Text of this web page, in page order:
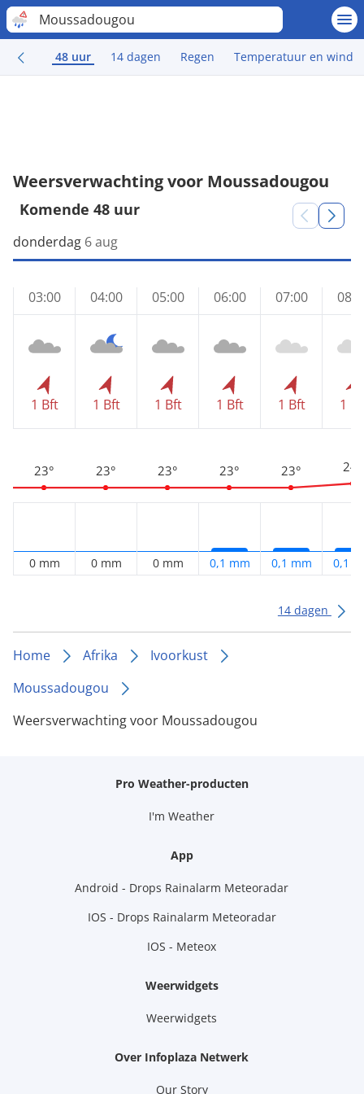
Moussadougou
48 uur 14 dagen Regen Temperatuur en wind
Weersverwachting voor Moussadougou
Komende 48 uur
donderdag 6 aug
03:00
1 Bft
23°
0 mm
04:00
1 Bft
23°
0 mm
05:00
1 Bft
23°
0 mm
06:00
1 Bft
23°
0,1 mm
07:00
1 Bft
23°
0,1 mm
1
24°
0,1
14 dagen
Home Afrika
Ivoorkust
Moussadougou
Weersverwachting voor Moussadougou
Pro Weather-producten
I'm Weather
App
Android - Drops Rainalarm Meteoradar
IOS - Drops Rainalarm Meteoradar
IOS - Meteox
Weerwidgets
Weerwidgets
Over Infoplaza Netwerk
Our Story